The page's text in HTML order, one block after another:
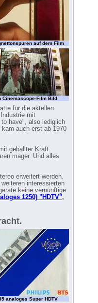
auf dem Film
Cinemascope-Film Bild
für die aktellen
mit
have", also lediglich
auch erst ab 1970
geballter Kraft
mager. Und alles
erweitert werden.
interessierten
keine vernünftige
1250) "HDTV",
analoges Super HDTV